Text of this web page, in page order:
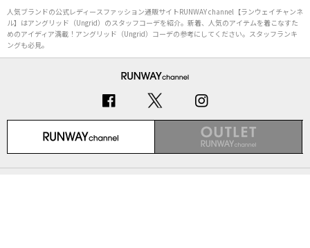
人気ブランドの公式レディースファッション通販サイトRUNWAY channel【ランウェイチャンネ
ル】はアングリッド（Ungrid）のスタッフコーデを紹介。新着、人気のアイテムを着こなすた
めのアイディア満載！アングリッド（Ungrid）コーデの参考にしてください。スタッフランキ
ングも必見。